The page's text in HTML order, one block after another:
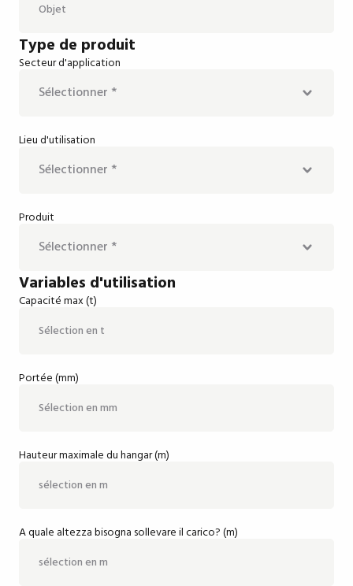
Type de produit
Secteur d'application
Agriculture
Alimentaire
Automobile
Papier
Commerce
Bâtiment et construction
Gaz et pétrole
Lieu d'utilisation
Intérieur
Extérieur
Intérieur et extérieur
Produit
Pont roulant monopoutre
Pont roulant bipoutre
Pont roulant électrique suspendu
Potence murale coulissante
Portique
Variables d'utilisation
Capacité max (t)
Portée (mm)
Hauteur maximale du hangar (m)
A quale altezza bisogna sollevare il carico? (m)